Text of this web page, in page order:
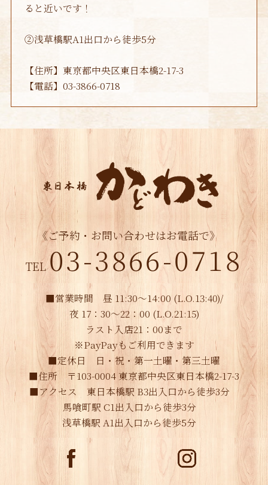
ると近いです！
②浅草橋駅A1出口から徒歩5分
【住所】東京都中央区東日本橋2-17-3
【電話】03-3866-0718
《ご予約・お問い合わせはお電話で》
TEL03-3866-0718
■営業時間 昼 11:30～14:00 (L.O.13:40)/
夜 17：30～22：00 (L.O.21:15)
ラスト入店21：00まで
※PayPayもご利用できます
■定休日 日・祝・第一土曜・第三土曜
■住所 〒103-0004 東京都中央区東日本橋2-17-3
■アクセス 東日本橋駅 B3出入口から徒歩3分
馬喰町駅 C1出入口から徒歩3分
浅草橋駅 A1出入口から徒歩5分